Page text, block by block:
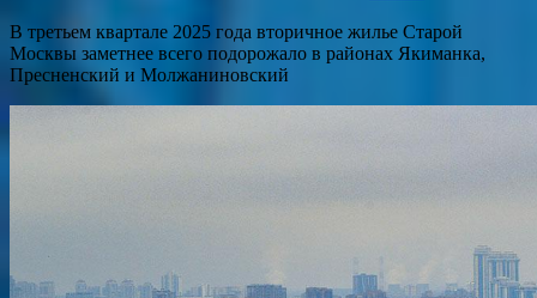
В третьем квартале 2025 года вторичное жилье Старой
Москвы заметнее всего подорожало в районах Якиманка,
Пресненский и Молжаниновский